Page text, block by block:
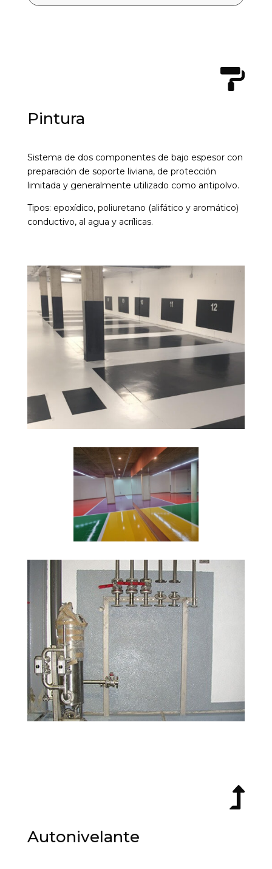

Pintura
Sistema de dos componentes de bajo espesor con
preparación de soporte liviana, de protección
limitada y generalmente utilizado como antipolvo.
Tipos: epoxídico, poliuretano (alifático y aromático)
conductivo, al agua y acrílicas.

Autonivelante